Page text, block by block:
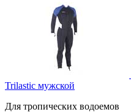
Trilastic мужской
Для тропических водоемов